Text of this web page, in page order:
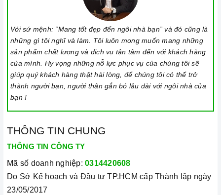
Với sứ mệnh: “Mang tốt đẹp đến ngôi nhà bạn” và đó cũng là
những gì tôi nghĩ và làm. Tôi luôn mong muốn mang những
sản phẩm chất lượng và dịch vụ tận tâm đến với khách hàng
của mình. Hy vọng những nỗ lực phục vụ của chúng tôi sẽ
giúp quý khách hàng thật hài lòng, để chúng tôi có thể trở
thành người bạn, người thân gắn bó lâu dài với ngôi nhà của
bạn !
THÔNG TIN CHUNG
THÔNG TIN CÔNG TY
Mã số doanh nghiệp: 0314420608
Do Sở Kế hoạch và Đầu tư TP.HCM cấp Thành lập ngày
23/05/2017